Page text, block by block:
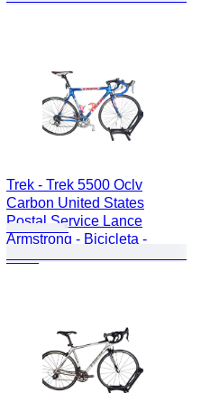
Trek - Trek 5500 Oclv
Carbon United States
Postal Service Lance
Armstrong - Bicicleta -
2003